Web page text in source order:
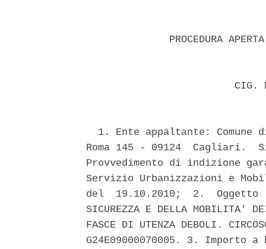
PROCEDURA
1. Ente appaltante: Comune
Roma 145 - 09124  Cagliari.
Provvedimento di indizione
Servizio Urbanizzazioni e
del  19.10.2010;  2.  Oggetto
SICUREZZA E DELLA MOBILITA'
FASCE DI UTENZA DEBOLI.
G24E09000070005. 3. Importo